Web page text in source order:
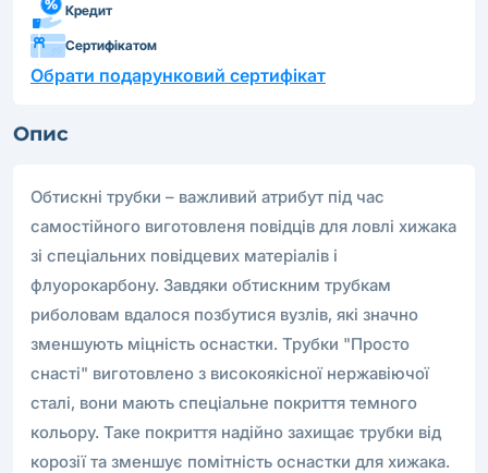
Кредит
Сертифікатом
Обрати подарунковий сертифікат
Опис
Обтискні трубки – важливий атрибут під час
самостійного виготовленя повідців для ловлі хижака
зі спеціальних повідцевих матеріалів і
флуорокарбону. Завдяки обтискним трубкам
риболовам вдалося позбутися вузлів, які значно
зменшують міцність оснастки. Трубки "Просто
снасті" виготовлено з високоякісної нержавіючої
сталі, вони мають спеціальне покриття темного
кольору. Таке покриття надійно захищає трубки від
корозії та зменшує помітність оснастки для хижака.